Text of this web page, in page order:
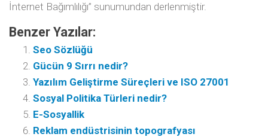
İnternet Bağımlılığı” sunumundan derlenmiştir.
Benzer Yazılar:
Seo Sözlüğü
Gücün 9 Sırrı nedir?
Yazılım Geliştirme Süreçleri ve ISO 27001
Sosyal Politika Türleri nedir?
E-Sosyallik
Reklam endüstrisinin topografyası